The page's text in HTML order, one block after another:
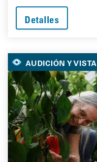
Detalles
AUDICIÓN Y VISTA